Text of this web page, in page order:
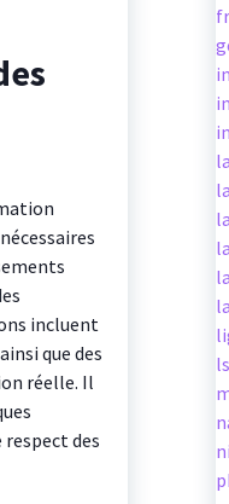
incluent
que des
réelle. Il
des